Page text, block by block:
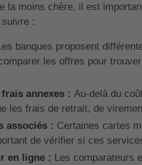
la moins chère, il est
:
banques proposent
les offres pour
annexes : Au-delà du
les frais de retrait, de
associés : Certaines cartes
de vérifier si ces
en ligne : Les comparateurs